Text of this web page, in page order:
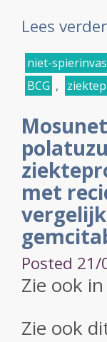
Lees
niet-
BCG ,
met
Posted
Zie ook
Zie ook